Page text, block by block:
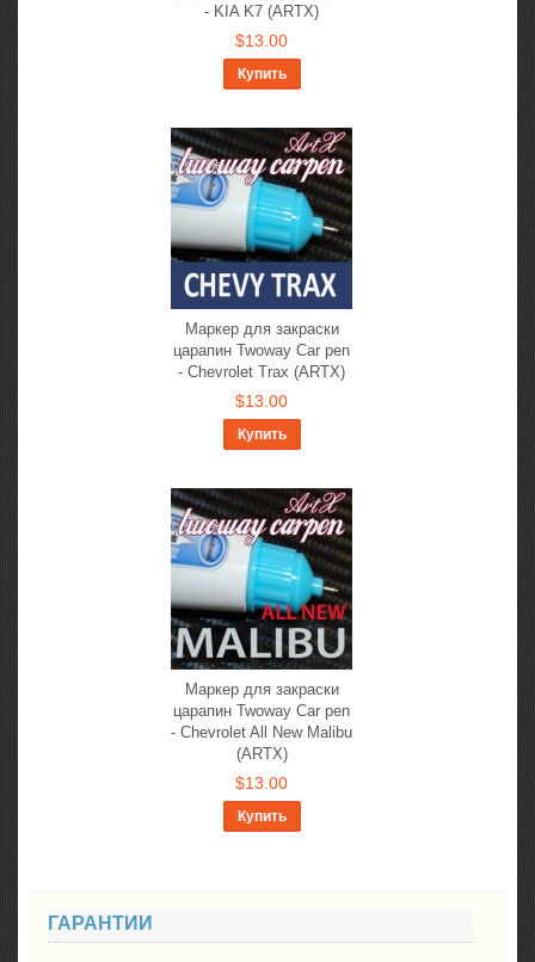
- KIA K7 (ARTX)
$13.00
Купить
Маркер для закраски
царапин Twoway Car pen
- Chevrolet Trax (ARTX)
$13.00
Купить
Маркер для закраски
царапин Twoway Car pen
- Chevrolet All New Malibu
(ARTX)
$13.00
Купить
ГАРАНТИИ